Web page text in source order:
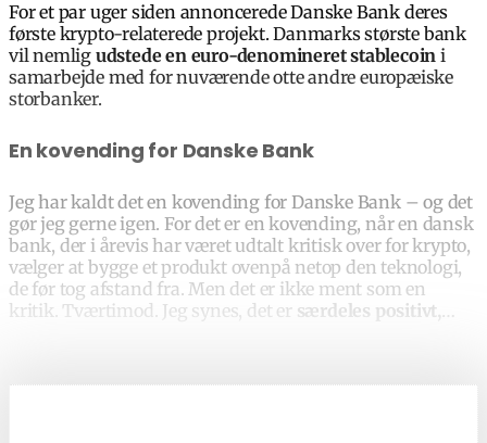
For et par uger siden annoncerede Danske Bank deres
første krypto-relaterede projekt. Danmarks største bank
vil nemlig udstede en euro-denomineret stablecoin i
samarbejde med for nuværende otte andre europæiske
storbanker.
En kovending for Danske Bank
Jeg har kaldt det en kovending for Danske Bank – og det
gør jeg gerne igen. For det er en kovending, når en dansk
bank, der i årevis har været udtalt kritisk over for krypto,
vælger at bygge et produkt ovenpå netop den teknologi,
de før tog afstand fra. Men det er ikke ment som en
kritik. Tværtimod. Jeg synes, det er særdeles positivt,…